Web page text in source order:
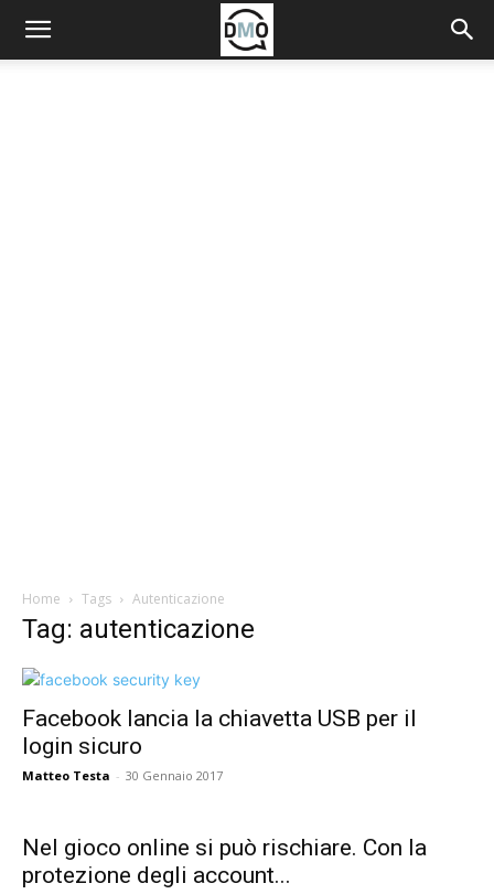
Home Tags Autenticazione
Tag: autenticazione
Facebook lancia la chiavetta USB per il
login sicuro
Matteo Testa - 30 Gennaio 2017
Nel gioco online si può rischiare. Con la
protezione degli account...